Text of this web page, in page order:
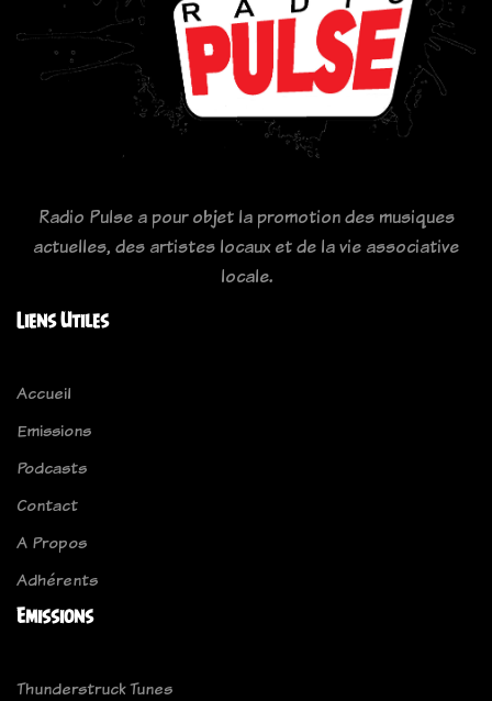
Radio Pulse a pour objet la promotion des musiques
actuelles, des artistes locaux et de la vie associative
locale.
Liens Utiles
Accueil
Emissions
Podcasts
Contact
A Propos
Adhérents
Emissions
Thunderstruck Tunes